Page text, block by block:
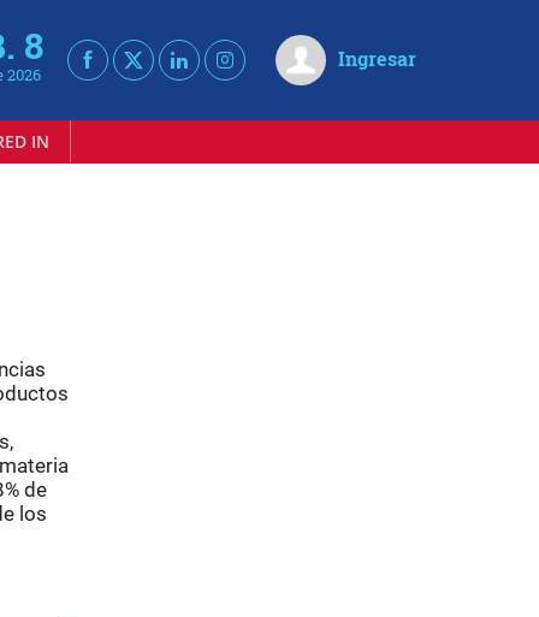
8
2026
Ingresar
IN
de
los